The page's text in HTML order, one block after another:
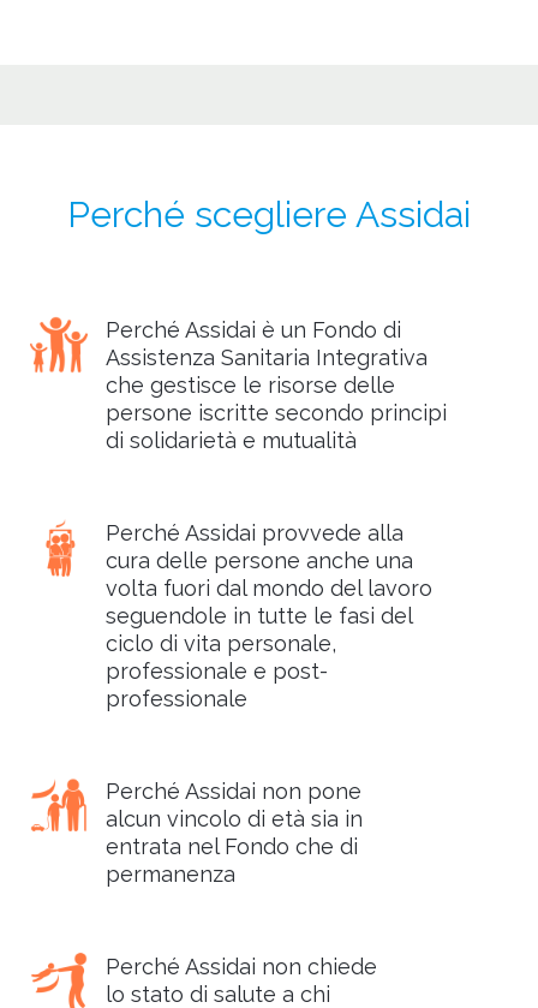
Perché scegliere Assidai
Perché Assidai è un Fondo di
Assistenza Sanitaria Integrativa
che gestisce le risorse delle
persone iscritte secondo principi
di solidarietà e mutualità
Perché Assidai provvede alla
cura delle persone anche una
volta fuori dal mondo del lavoro
seguendole in tutte le fasi del
ciclo di vita personale,
professionale e post-
professionale
Perché Assidai non pone
alcun vincolo di età sia in
entrata nel Fondo che di
permanenza
Perché Assidai non chiede
lo stato di salute a chi